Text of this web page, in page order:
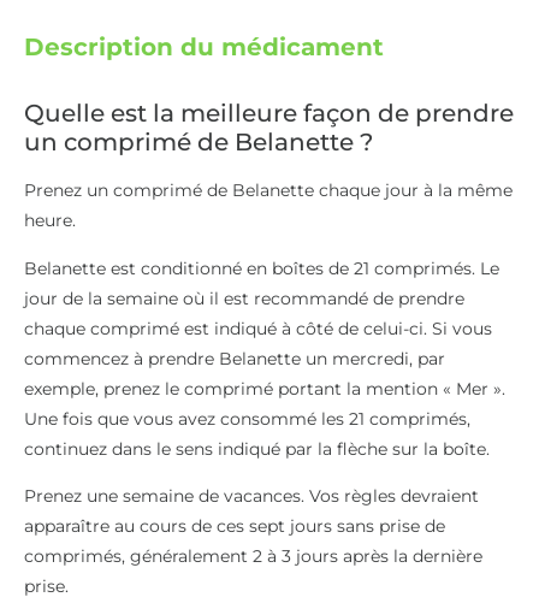
Description du médicament
Quelle est la meilleure façon de prendre
un comprimé de Belanette ?
Prenez un comprimé de Belanette chaque jour à la même
heure.
Belanette est conditionné en boîtes de 21 comprimés. Le
jour de la semaine où il est recommandé de prendre
chaque comprimé est indiqué à côté de celui-ci. Si vous
commencez à prendre Belanette un mercredi, par
exemple, prenez le comprimé portant la mention « Mer ».
Une fois que vous avez consommé les 21 comprimés,
continuez dans le sens indiqué par la flèche sur la boîte.
Prenez une semaine de vacances. Vos règles devraient
apparaître au cours de ces sept jours sans prise de
comprimés, généralement 2 à 3 jours après la dernière
prise.